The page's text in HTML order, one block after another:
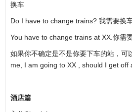
换车
Do I have to change trains? 我需要换
You have to change trains at XX.你需
如果你不确定是不是你要下车的站，可
me, I am going to XX , should I get off
酒店篇